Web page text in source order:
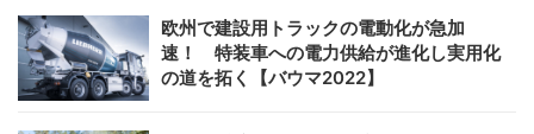
欧州で建設用トラックの電動化が急加
速！ 特装車への電力供給が進化し実用化
の道を拓く【バウマ2022】